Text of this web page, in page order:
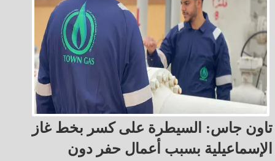
تاون جاس: السيطرة على كسر بخط غاز
الإسماعيلية بسبب أعمال حفر دون